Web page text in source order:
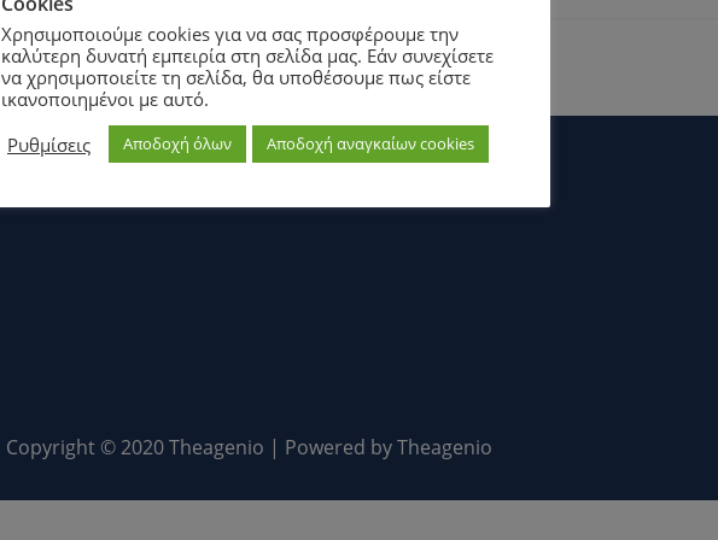
Copyright © 2020 Theagenio | Powered by Theagenio
Χρησιμοποιούμε cookies για να σας προσφέρουμε την
καλύτερη δυνατή εμπειρία στη σελίδα μας. Εάν συνεχίσετε
να χρησιμοποιείτε τη σελίδα, θα υποθέσουμε πως είστε
ικανοποιημένοι με αυτό.
Ρυθμίσεις
Αποδοχή όλων Αποδοχή αναγκαίων cookies